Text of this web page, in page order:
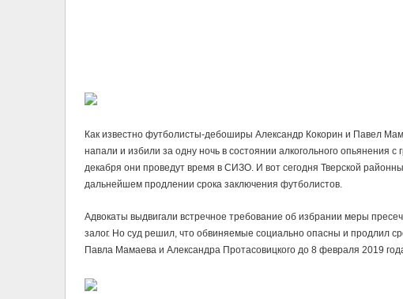
Как известно футболисты-дебоширы Александр Кокорин и Павел
напали и избили за одну ночь в состоянии алкогольного опьянения
декабря они проведут время в СИЗО. И вот сегодня Тверской
дальнейшем продлении срока заключения футболистов.
Адвокаты выдвигали встречное требование об избрании меры
залог. Но суд решил, что обвиняемые социально опасны и продлил
Павла Мамаева и Александра Протасовицкого до 8 февраля 2019